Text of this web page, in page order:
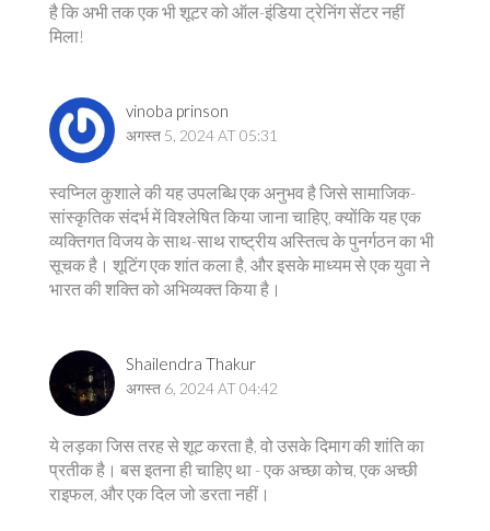
है कि अभी तक एक भी शूटर को ऑल-इंडिया ट्रेनिंग सेंटर नहीं
मिला!
vinoba prinson
अगस्त 5, 2024 AT 05:31
स्वप्निल कुशाले की यह उपलब्धि एक अनुभव है जिसे सामाजिक-
सांस्कृतिक संदर्भ में विश्लेषित किया जाना चाहिए, क्योंकि यह एक
व्यक्तिगत विजय के साथ-साथ राष्ट्रीय अस्तित्व के पुनर्गठन का भी
सूचक है। शूटिंग एक शांत कला है, और इसके माध्यम से एक युवा ने
भारत की शक्ति को अभिव्यक्त किया है।
Shailendra Thakur
अगस्त 6, 2024 AT 04:42
ये लड़का जिस तरह से शूट करता है, वो उसके दिमाग की शांति का
प्रतीक है। बस इतना ही चाहिए था - एक अच्छा कोच, एक अच्छी
राइफल, और एक दिल जो डरता नहीं।